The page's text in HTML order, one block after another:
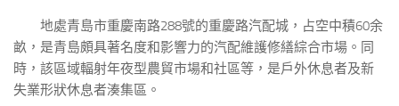
地處青島市重慶南路288號的重慶路汽配城，占空中積60余
畝，是青島頗具著名度和影響力的汽配維護修繕綜合市場。同
時，該區域輻射年夜型農貿市場和社區等，是戶外休息者及新
失業形狀休息者湊集區。